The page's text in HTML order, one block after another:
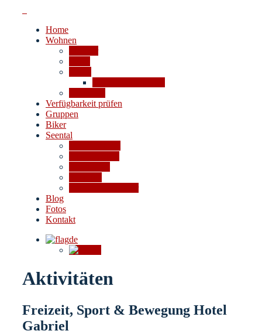
Home
Wohnen
Verfügbarkeit prüfen
Gruppen
Biker
Seental
Blog
Fotos
Kontakt
de
Aktivitäten
Freizeit, Sport & Bewegung Hotel
Gabriel